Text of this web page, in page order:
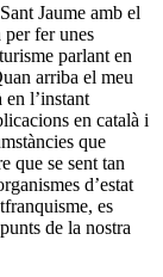
Jaume amb el
fer unes
parlant en
arriba el meu
l’instant
en català i
que
que se sent tan
d’estat
es
de la nostra